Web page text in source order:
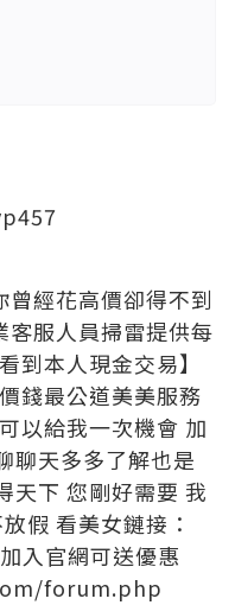
經花高價卻得不到
客服人員掃雷提供每
到本人現金交易】
錢最公道美美服務
以給我一次機會 加
聊天多多了解也是
天下 您剛好需要 我
假 看美女鏈接：
官網可送優惠
forum.php